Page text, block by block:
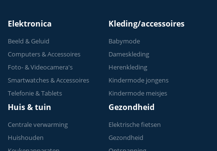
Elektronica
Beeld & Geluid
Computers & Accessoires
Foto- & Videocamera's
Smartwatches & Accessoires
Telefonie & Tablets
Kleding/accessoires
Babymode
Dameskleding
Herenkleding
Kindermode jongens
Kindermode meisjes
Huis & tuin
Centrale verwarming
Huishouden
Gezondheid
Elektrische fietsen
Gezondheid